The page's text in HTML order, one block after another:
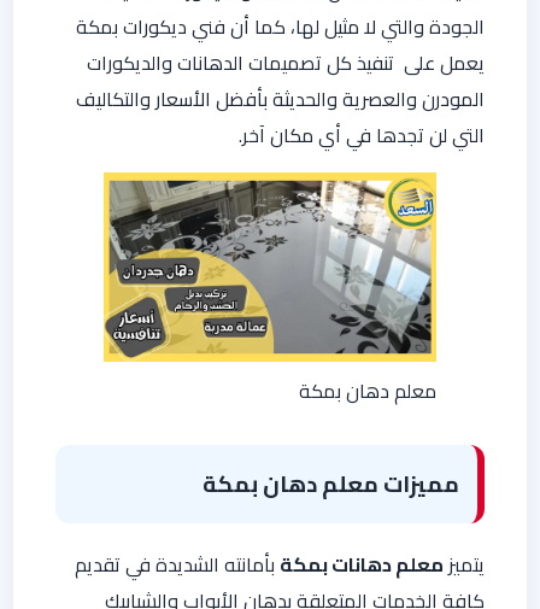
الجودة والتي لا مثيل لها، كما أن فني ديكورات بمكة
يعمل على تنفيذ كل تصميمات الدهانات والديكورات
المودرن والعصرية والحديثة بأفضل الأسعار والتكاليف
التي لن تجدها في أي مكان آخر.
معلم دهان بمكة
مميزات معلم دهان بمكة
يتميزمعلم دهانات بمكة بأمانته الشديدة في تقديم
كافة الخدمات المتعلقة بدهان الأبواب والشبابيك